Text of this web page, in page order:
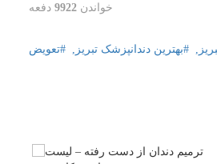
خواندن 9922 دفعه
بهترین دندانپزشک تبریز,
تعویض